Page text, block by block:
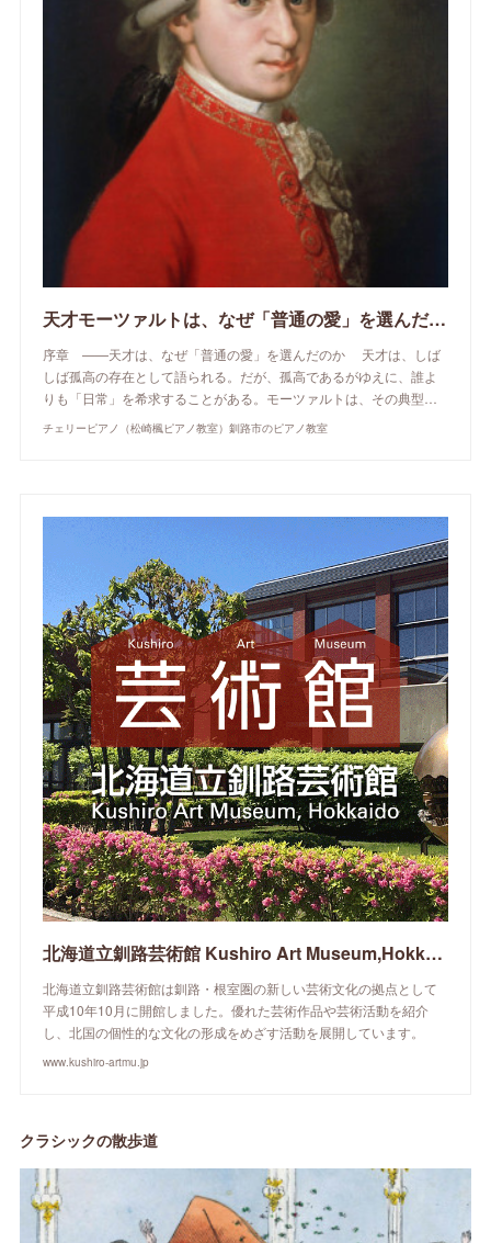
天才モーツァルトは、なぜ「普通の愛」を選んだのか
序章 ——天才は、なぜ「普通の愛」を選んだのか 天才は、しば
しば孤高の存在として語られる。だが、孤高であるがゆえに、誰よ
りも「日常」を希求することがある。モーツァルトは、その典型…
チェリーピアノ（松崎楓ピアノ教室）釧路市のピアノ教室
北海道立釧路芸術館 Kushiro Art Museum,Hokkaido
北海道立釧路芸術館は釧路・根室圏の新しい芸術文化の拠点として
平成10年10月に開館しました。優れた芸術作品や芸術活動を紹介
し、北国の個性的な文化の形成をめざす活動を展開しています。
www.kushiro-artmu.jp
クラシックの散歩道